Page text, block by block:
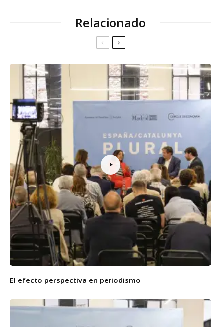
Relacionado
El efecto perspectiva en periodismo